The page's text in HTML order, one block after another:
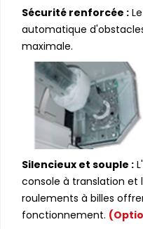
Sécurité renforcée : Le
automatique
maximale.
Silencieux et souple : L'
console à translation et
roulements à billes
fonctionnement.